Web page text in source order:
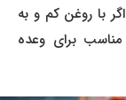
با روغن کم و به
برای وعده